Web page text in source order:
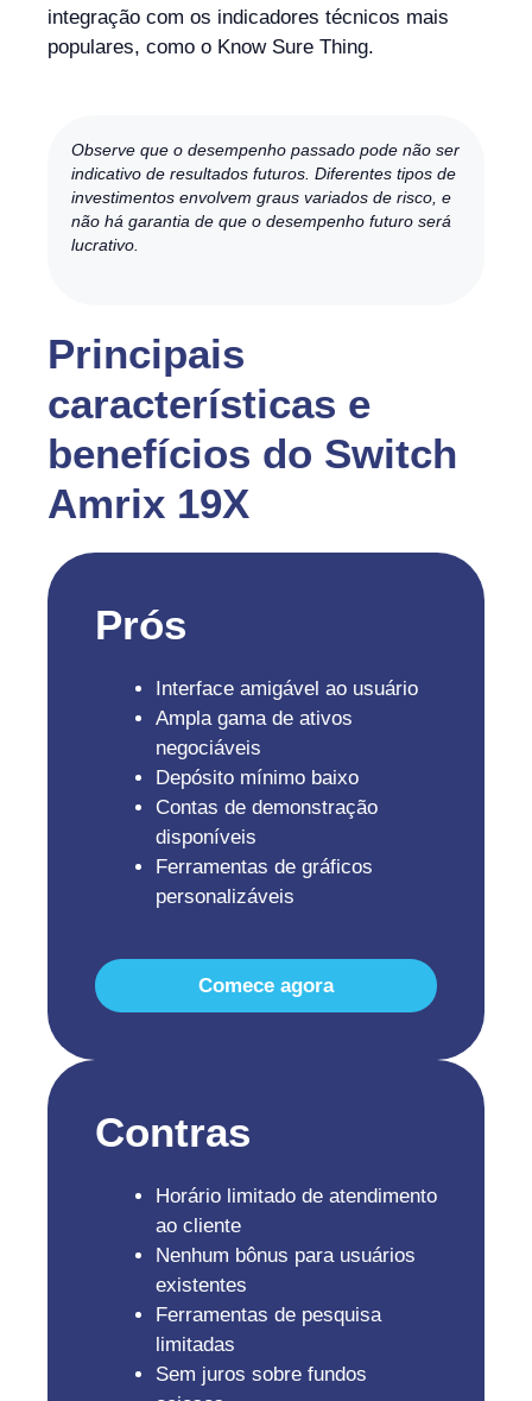
integração com os indicadores técnicos mais
populares, como o Know Sure Thing.
Observe que o desempenho passado pode não ser
indicativo de resultados futuros. Diferentes tipos de
investimentos envolvem graus variados de risco, e
não há garantia de que o desempenho futuro será
lucrativo.
Principais
características e
benefícios do Switch
Amrix 19X
Prós
Interface amigável ao usuário
Ampla gama de ativos
negociáveis
Depósito mínimo baixo
Contas de demonstração
disponíveis
Ferramentas de gráficos
personalizáveis
Comece agora
Contras
Horário limitado de atendimento
ao cliente
Nenhum bônus para usuários
existentes
Ferramentas de pesquisa
limitadas
Sem juros sobre fundos